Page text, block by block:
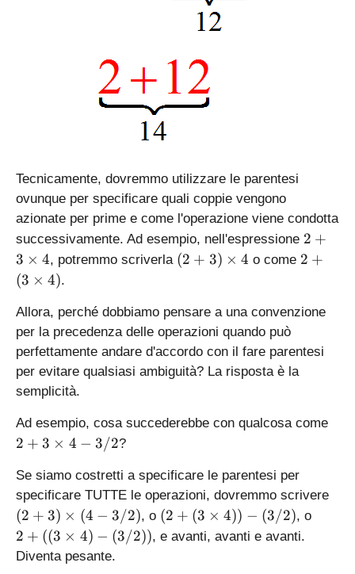
Tecnicamente, dovremmo utilizzare le parentesi
ovunque per specificare quali coppie vengono
azionate per prime e come l'operazione viene condotta
successivamente. Ad esempio, nell'espressione 2
+
ti
4
2 +
3 × 4, potremmo scriverla (
3
)
\
ti
m
(2 + 3) × 4 o come 2
3
ti
2 +
(3 × 4).
Allora, perché dobbiamo pensare a una convenzione
per la precedenza delle operazioni quando può
perfettamente andare d'accordo con il fare parentesi
per evitare qualsiasi ambiguità? La risposta è la
semplicità.
Ad esempio, cosa succederebbe con qualcosa come
ti
2 + 3 × 4 − 3/2?
Se siamo costretti a specificare le parentesi per
specificare TUTTE le operazioni, dovremmo scrivere
(2 + 3) × (4 − 3/2), o (
2
(2 + (3 × 4)) − (3/2), o2
2 + ((3 × 4) − (3/2)), e avanti, avanti e avanti.
Diventa pesante.